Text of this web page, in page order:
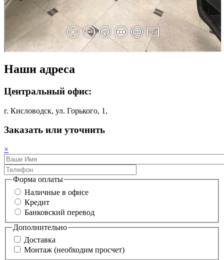
Наши адреса
Центральный офис:
г. Кисловодск, ул. Горького, 1,
Заказать или уточнить
×
Форма оплаты
Наличные в офисе
Кредит
Банковский перевод
Дополнительно
Доставка
Монтаж (необходим просчет)